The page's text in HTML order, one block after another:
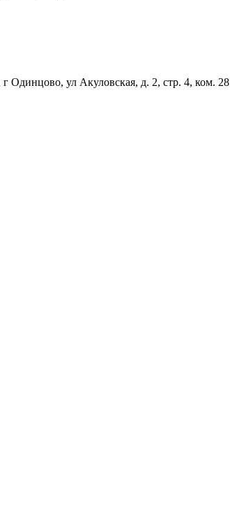
Одинцово, ул Акуловская, д. 2, стр. 4, ком. 28